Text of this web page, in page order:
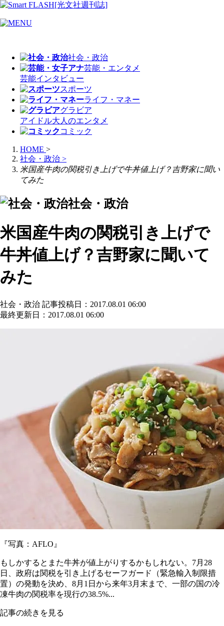
社会・政治
芸能・エンタメ
芸能インタビュー
スポーツ
ライフ・マネー
グラビア
アイドル大人のエンタメ
コミック
HOME >
社会・政治 >
米国産牛肉の関税引き上げで牛丼値上げ？吉野家に聞い
てみた
社会・政治
米国産牛肉の関税引き上げで
牛丼値上げ？吉野家に聞いて
みた
社会・政治 記事投稿日：2017.08.01 06:00
最終更新日：2017.08.01 06:00
『写真：AFLO』
もしかするとまた牛丼が値上がりするかもしれない。7月28
日、政府は関税を引き上げるセーフガード（緊急輸入制限措
置）の発動を決め、8月1日から来年3月末まで、一部の国の冷
凍牛肉の関税率を現行の38.5%...
記事の続きを見る